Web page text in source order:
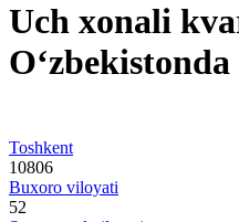
Uch xonali
O‘zbekistonda
Toshkent
10806
Buxoro viloyati
52